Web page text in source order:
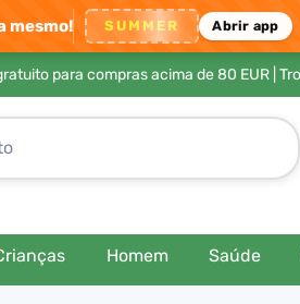
mesmo! SUMMER Abrir app
para compras acima de 80 EUR|
Homem Saúde